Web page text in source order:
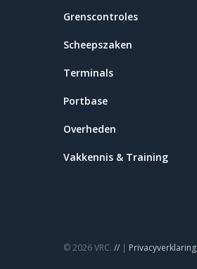
Grenscontroles
Scheepszaken
Terminals
Portbase
Overheden
Vakkennis & Training
© 2026 VRC. // | Privacyverklaring